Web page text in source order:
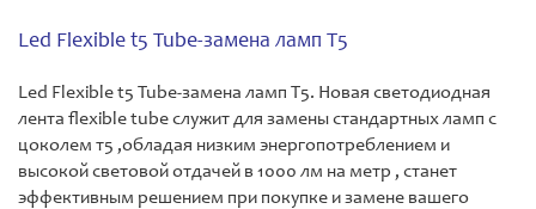
Led Flexible t5 Tube-замена ламп Т5
Led Flexible t5 Tube-замена ламп Т5. Новая светодиодная
лента flexible tube служит для замены стандартных ламп с
цоколем т5 ,обладая низким энергопотреблением и
высокой световой отдачей в 1000 лм на метр , станет
эффективным решением при покупке и замене вашего